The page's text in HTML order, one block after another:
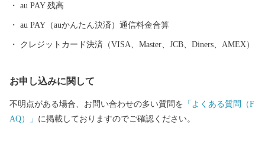
立ち並び、温泉、グルメなど、旅の目的に応じて、様々な鳥羽の
楽しみ方が見つかるはずです。
au PAY 残高
au PAY（auかんたん決済）通信料金合算
クレジットカード決済（VISA、Master、JCB、Diners、AMEX）
お申し込みに関して
不明点がある場合、お問い合わせの多い質問を 「よくある質問（F
AQ）」 に掲載しておりますのでご確認ください。